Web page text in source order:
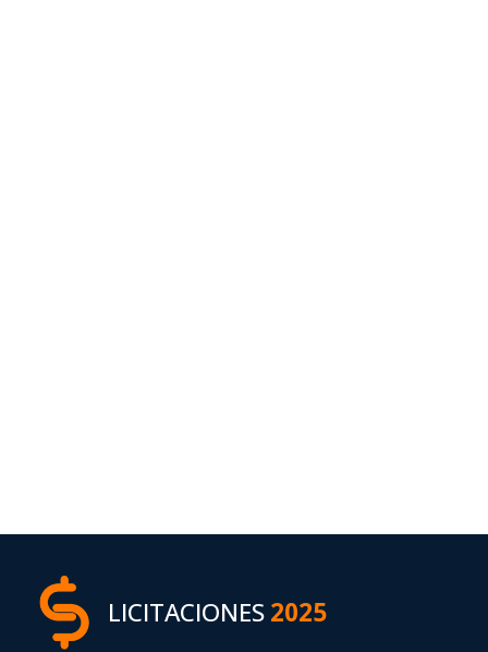
LICITACIONES2025